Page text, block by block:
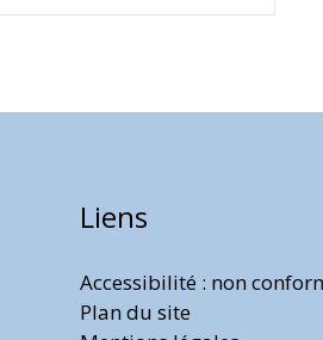
Liens
Accessibilité : non
Plan du site